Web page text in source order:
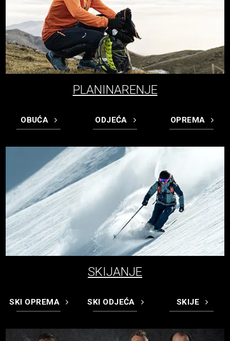
PLANINARENJE
OBUĆA ODJEĆA OPREMA
SKIJANJE
SKI OPREMA SKI ODJEĆA SKIJE